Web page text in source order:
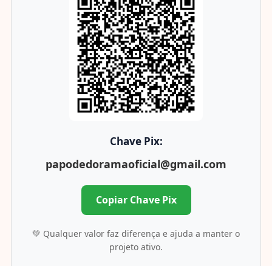
Chave Pix:
papodedoramaoficial@gmail.com
Copiar Chave Pix
💚 Qualquer valor faz diferença e ajuda a manter o
projeto ativo.